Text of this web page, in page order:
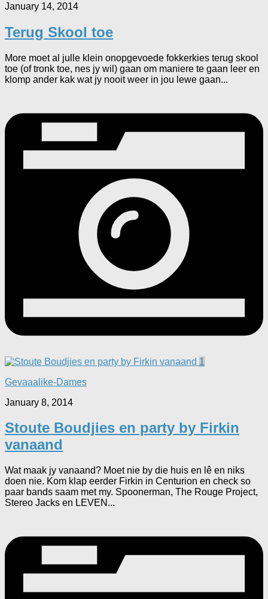
January 14, 2014
Terug Skool toe
More moet al julle klein onopgevoede fokkerkies terug skool
toe (of tronk toe, nes jy wil) gaan om maniere te gaan leer en
klomp ander kak wat jy nooit weer in jou lewe gaan...
1
Gevaaalike-Dames
January 8, 2014
Stoute Boudjies en party by Firkin
vanaand
Wat maak jy vanaand? Moet nie by die huis en lê en niks
doen nie. Kom klap eerder Firkin in Centurion en check so
paar bands saam met my. Spoonerman, The Rouge Project,
Stereo Jacks en LEVEN...